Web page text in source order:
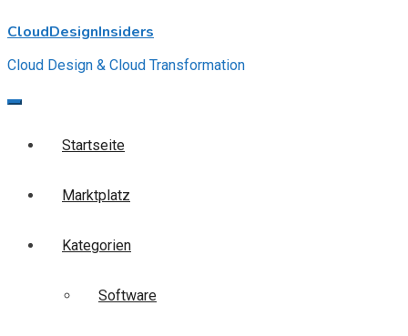
to
CloudDesignInsiders
Cloud Design & Cloud Transformation
Startseite
Marktplatz
Kategorien
Software